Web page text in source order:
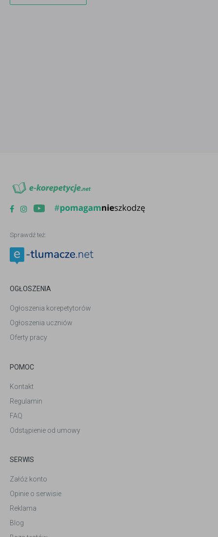
Sprawdź też:
OGŁOSZENIA
Ogłoszenia korepetytorów
Ogłoszenia uczniów
Oferty pracy
POMOC
Kontakt
Regulamin
FAQ
Odstąpienie od umowy
SERWIS
Załóż konto
Opinie o serwisie
Reklama
Blog